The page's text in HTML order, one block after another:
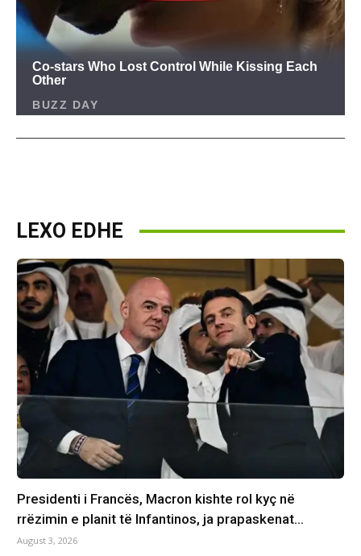
LEXO EDHE
Presidenti i Francës, Macron kishte rol kyç në
rrëzimin e planit të Infantinos, ja prapaskenat…
August 3, 2026